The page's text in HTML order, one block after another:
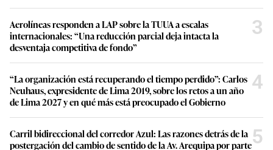
Aerolíneas responden a LAP sobre la TUUA a escalas
internacionales: “Una reducción parcial deja intacta la
desventaja competitiva de fondo”
3
“La organización está recuperando el tiempo perdido”: Carlos
Neuhaus, expresidente de Lima 2019, sobre los retos a un año
de Lima 2027 y en qué más está preocupado el Gobierno
4
Carril bidireccional del corredor Azul: Las razones detrás de la
postergación del cambio de sentido de la Av. Arequipa por parte5